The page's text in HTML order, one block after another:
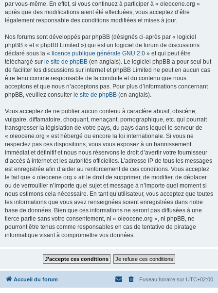
par vous-même. En effet, si vous continuez à participer à « oleocene.org »
après que des modifications aient été effectuées, vous acceptez d’être
légalement responsable des conditions modifiées et mises à jour.
Nos forums sont développés par phpBB (désignés ci-après par « logiciel
phpBB » et « phpBB Limited ») qui est un logiciel de forum de discussions
déclaré sous la « licence publique générale GNU 2.0 » et qui peut être
téléchargé sur le site de phpBB (en anglais). Le logiciel phpBB a pour seul but
de faciliter les discussions sur internet et phpBB Limited ne peut en aucun cas
être tenu comme responsable de la conduite et du contenu que nous
acceptons et que nous n’acceptons pas. Pour plus d’informations concernant
phpBB, veuillez consulter le site de phpBB (en anglais).
Vous acceptez de ne publier aucun contenu à caractère abusif, obscène,
vulgaire, diffamatoire, choquant, menaçant, pornographique, etc. qui pourrait
transgresser la législation de votre pays, du pays dans lequel le serveur de
« oleocene.org » est hébergé ou encore la loi internationale. Si vous ne
respectez pas ces dispositions, vous vous exposez à un bannissement
immédiat et définitif et nous nous réservons le droit d’avertir votre fournisseur
d’accès à internet et les autorités officielles. L’adresse IP de tous les messages
est enregistrée afin d’aider au renforcement de ces conditions. Vous acceptez
le fait que « oleocene.org » ait le droit de supprimer, de modifier, de déplacer
ou de verrouiller n’importe quel sujet et message à n’importe quel moment si
nous estimons cela nécessaire. En tant qu’utilisateur, vous acceptez que toutes
les informations que vous avez renseignées soient enregistrées dans notre
base de données. Bien que ces informations ne seront pas diffusées à une
tierce partie sans votre consentement, ni « oleocene.org », ni phpBB, ne
pourront être tenus comme responsables en cas de tentative de piratage
informatique visant à compromettre vos données.
Accueil du forum Fuseau horaire sur UTC+02:00